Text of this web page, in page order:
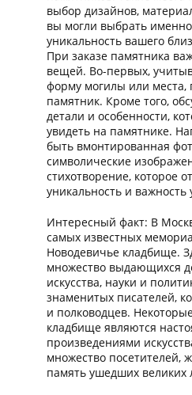
выбор дизайнов,
вы могли выбрать
уникальность вашего
При заказе памятника
вещей. Во-первых,
форму могилы или места,
памятник. Кроме того,
детали и особенности,
увидеть на памятнике.
быть вмонтированная
символические
стихотворение, которое
уникальность и
Интересный факт: В
самых известных
Новодевичье кладбище.
множество выдающихся
искусства, науки и
знаменитых писателей,
и полководцев.
кладбище являются
произведениями
множество посетителей,
память ушедших великих